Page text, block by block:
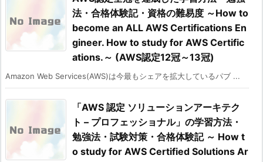
法・合格体験記・資格の難易度 ～How to
become an ALL AWS Certifications En
gineer. How to study for AWS Certific
ations.～ (AWS認定12冠～13冠)
Amazon Web Services(AWS)は今最もシェアを拡大しているパブ ...
「AWS 認定 ソリューションアーキテク
ト – プロフェッショナル」の学習方法・
勉強法・試験対策・合格体験記 ～ How t
o study for AWS Certified Solutions Ar